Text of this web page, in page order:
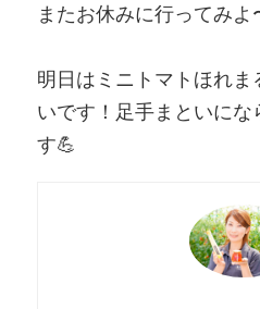
またお休みに行ってみ
明日はミニトマトほれ
いです！足手まといにな
す💪